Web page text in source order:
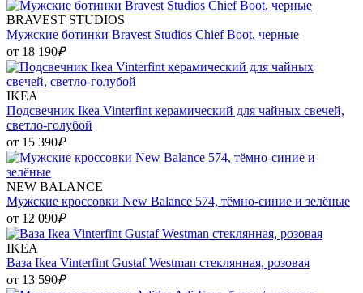
BRAVEST STUDIOS
Мужские ботинки Bravest Studios Chief Boot, черные
от 18 190₽
IKEA
Подсвечник Ikea Vinterfint керамический для чайных свечей,
светло-голубой
от 15 390₽
NEW BALANCE
Мужские кроссовки New Balance 574, тёмно-синие и зелёные
от 12 090₽
IKEA
Ваза Ikea Vinterfint Gustaf Westman стеклянная, розовая
от 13 590₽